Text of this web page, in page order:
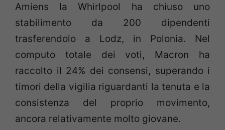
Amiens la Whirlpool ha chiuso uno
stabilimento da 200 dipendenti
trasferendolo a Lodz, in Polonia. Nel
computo totale dei voti, Macron ha
raccolto il 24% dei consensi, superando i
timori della vigilia riguardanti la tenuta e la
consistenza del proprio movimento,
ancora relativamente molto giovane.